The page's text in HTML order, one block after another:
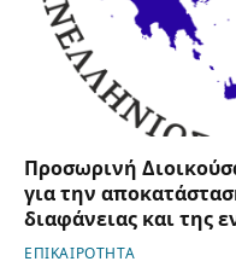
Προσωρινή
για την
διαφάνειας και της
ΕΠΙΚΑΙΡΟΤΗΤΑ